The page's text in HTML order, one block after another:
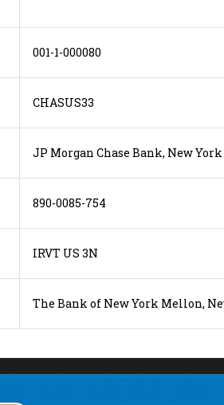
001-1-000080
CHASUS33
JP Morgan Chase Bank, New York
890-0085-754
IRVT US 3N
The Bank of New York Mellon,